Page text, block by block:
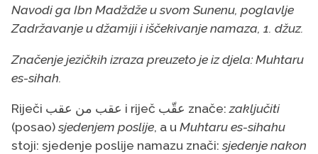
Navodi ga Ibn Madždže u svom Sunenu, poglavlje
Zadržavanje u džamiji i iščekivanje namaza, 1. džuz.
Značenje jezičkih izraza preuzeto je iz djela: Muhtaru
es-sihah.
Riječi عقب من عقب i riječ عقّب znače: zaključiti
(posao)sjedenjem poslije, a u Muhtaru es-sihahu
stoji: sjedenje poslije namazu znači:sjedenje nakon